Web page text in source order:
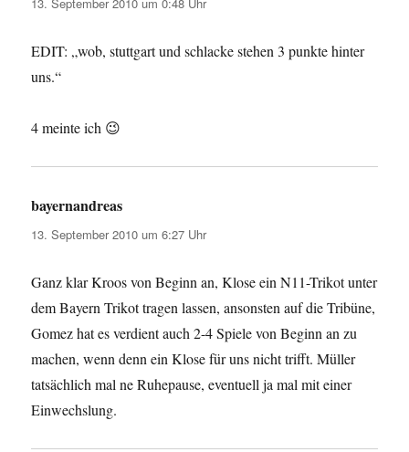
EDIT: „wob, stuttgart und schlacke stehen 3 punkte hinter
uns.“
4 meinte ich 😉
bayernandreas
13. September 2010 um 6:27 Uhr
Ganz klar Kroos von Beginn an, Klose ein N11-Trikot unter
dem Bayern Trikot tragen lassen, ansonsten auf die Tribüne,
Gomez hat es verdient auch 2-4 Spiele von Beginn an zu
machen, wenn denn ein Klose für uns nicht trifft. Müller
tatsächlich mal ne Ruhepause, eventuell ja mal mit einer
Einwechslung.